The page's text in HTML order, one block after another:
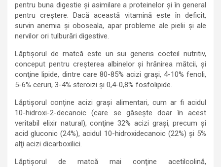
pentru buna digestie şi asimilare a proteinelor şi în general
pentru creştere. Dacă această vitamină este în deficit,
survin anemia şi oboseala, apar probleme ale pielii şi ale
nervilor ori tulburări digestive.
Lăptişorul de matcă este un sui generis cocteil nutritiv,
conceput pentru creşterea albinelor şi hrănirea mătcii, şi
conţine lipide, dintre care 80-85% acizi graşi, 4-10% fenoli,
5-6% ceruri, 3-4% steroizi şi 0,4-0,8% fosfolipide.
Lăptişorul conţine acizi graşi alimentari, cum ar fi acidul
10-hidroxi-2-decanoic (care se găseşte doar în acest
veritabil elixir natural), conţine 32% acizi graşi, precum şi
acid gluconic (24%), acidul 10-hidroxidecanoic (22%) şi 5%
alţi acizi dicarboxilici.
Lăptişorul de matcă mai conţine acetilcolină,